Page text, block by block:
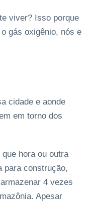
viver? Isso porque
gás oxigênio, nós e
cidade e aonde
em torno dos
hora ou outra
para construção,
4 vezes
Apesar